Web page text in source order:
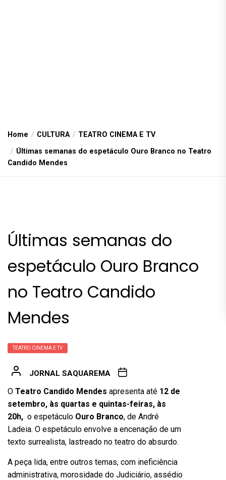
Home CULTURA
TEATRO CINEMA E TV
Últimas semanas do espetáculo Ouro Branco no Teatro
Candido Mendes
Últimas semanas do
espetáculo Ouro Branco
no Teatro Candido
Mendes
TEATRO CINEMA E TV
JORNAL SAQUAREMA
O Teatro Candido Mendes apresenta até 12 de
setembro, às quartas e quintas-feiras, às
20h, o espetáculo Ouro Branco, de André
Ladeia. O espetáculo envolve a encenação de um
texto surrealista, lastreado no teatro do absurdo.
A peça lida, entre outros temas, com ineficiência
administrativa, morosidade do Judiciário, assédio